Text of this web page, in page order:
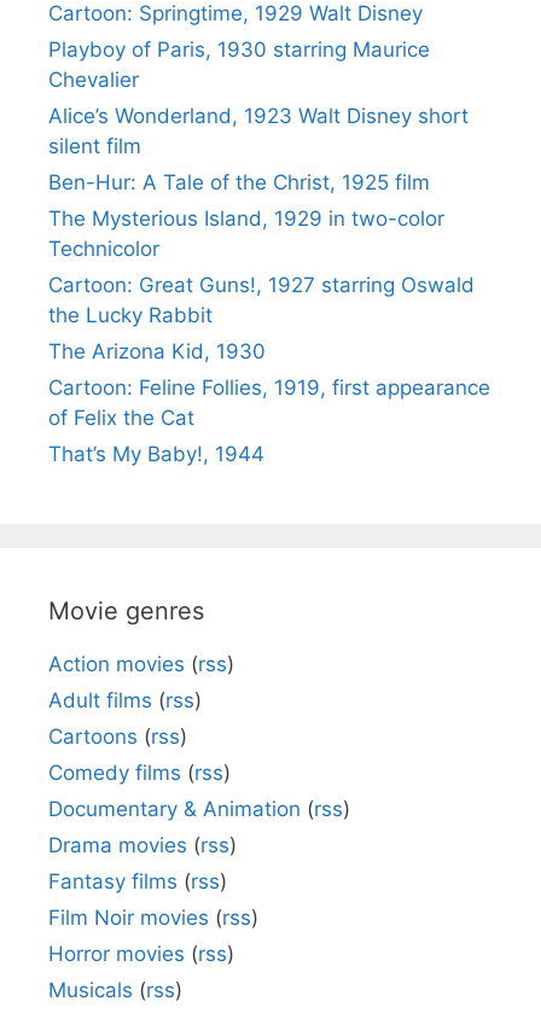
Cartoon: Springtime, 1929 Walt Disney
Playboy of Paris, 1930 starring Maurice
Chevalier
Alice’s Wonderland, 1923 Walt Disney short
silent film
Ben-Hur: A Tale of the Christ, 1925 film
The Mysterious Island, 1929 in two-color
Technicolor
Cartoon: Great Guns!, 1927 starring Oswald
the Lucky Rabbit
The Arizona Kid, 1930
Cartoon: Feline Follies, 1919, first appearance
of Felix the Cat
That’s My Baby!, 1944
Movie genres
Action movies (rss)
Adult films (rss)
Cartoons (rss)
Comedy films (rss)
Documentary & Animation (rss)
Drama movies (rss)
Fantasy films (rss)
Film Noir movies (rss)
Horror movies (rss)
Musicals (rss)